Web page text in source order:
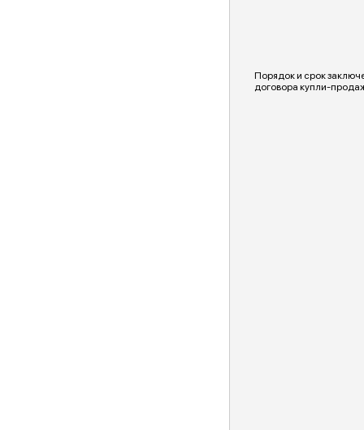
Порядок и срок
договора купли-